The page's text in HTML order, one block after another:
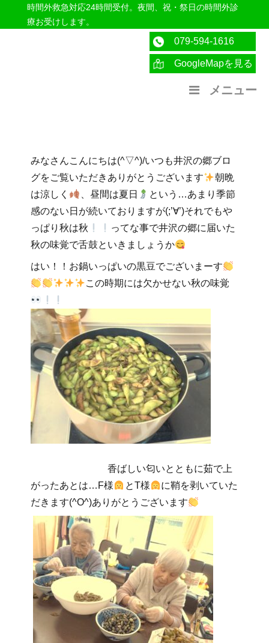
時間外救急対応24時間受付。夜間、祝・祭日の時間外診
療お受けします。
医療法人社団紀洋会 公式サイト
079-594-1616
GoogleMapを見る
メニュー
みなさんこんにちは(^▽^)/いつも井沢の郷ブロ
グをご覧いただきありがとうございます
朝晩
は涼しく
、昼間は夏日
という…あまり季節
感のない日が続いておりますが(;’∀’)それでもや
っぱり秋は秋
ってな事で井沢の郷に届いた
秋の味覚で舌鼓といきましょうか
はい！！お鍋いっぱいの黒豆でございまーす
この時期には欠かせない秋の味覚
香ばしい匂いとともに茹で上
がったあとは…F様
とT様
に鞘を剥いていた
だきます(^O^)ありがとうございます